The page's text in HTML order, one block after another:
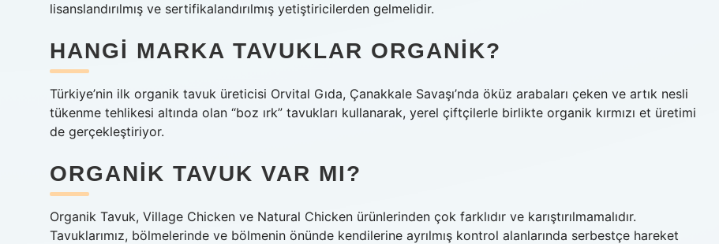
lisanslandırılmış ve sertifikalandırılmış yetiştiricilerden gelmelidir.
HANGI MARKA TAVUKLAR ORGANIK?
Türkiye’nin ilk organik tavuk üreticisi Orvital Gıda, Çanakkale Savaşı’nda öküz arabaları çeken ve artık nesli
tükenme tehlikesi altında olan “boz ırk” tavukları kullanarak, yerel çiftçilerle birlikte organik kırmızı et üretimi
de gerçekleştiriyor.
ORGANIK TAVUK VAR MI?
Organik Tavuk, Village Chicken ve Natural Chicken ürünlerinden çok farklıdır ve karıştırılmamalıdır.
Tavuklarımız, bölmelerinde ve bölmenin önünde kendilerine ayrılmış kontrol alanlarında serbestçe hareket